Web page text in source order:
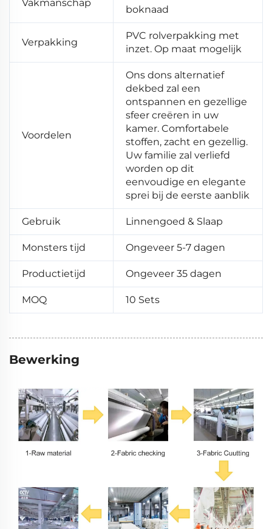
Vakmanschap
boknaad
Verpakking
PVC rolverpakking met
inzet. Op maat mogelijk
Voordelen
Ons dons alternatief
dekbed zal een
ontspannen en gezellige
sfeer creëren in uw
kamer. Comfortabele
stoffen, zacht en gezellig.
Uw familie zal verliefd
worden op dit
eenvoudige en elegante
sprei bij de eerste aanblik
Gebruik Linnengoed & Slaap
Monsters tijd Ongeveer 5-7 dagen
Productietijd Ongeveer 35 dagen
MOQ 10 Sets
Bewerking